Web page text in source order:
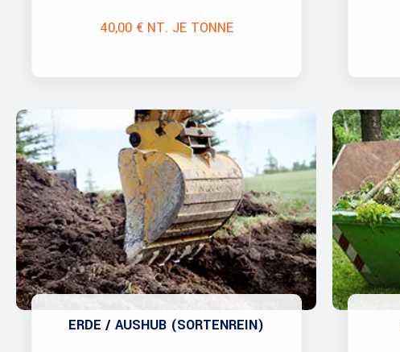
40,00 € NT. JE TONNE
ERDE / AUSHUB (SORTENREIN)